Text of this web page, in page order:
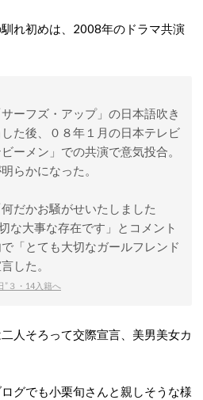
れ初めは、2008年のドラマ共演
ーフズ・アップ」の日本語吹き
た後、０８年１月の日本テレビ
ーメン」での共演で意気投合。
らかになった。
だかお騒がせいたしました
な大事な存在です」とコメント
「とても大切なガールフレンド
した。
”３・14入籍へ
人そろって交際宣言、美男美女カ
グでも小栗旬さんと親しそうな様